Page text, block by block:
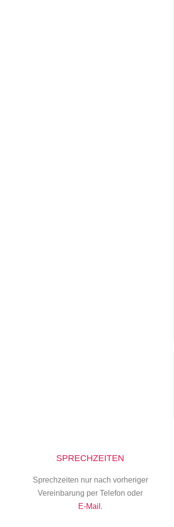
SPRECHZEITEN
Sprechzeiten nur nach vorheriger
Vereinbarung per Telefon oder
E-Mail .